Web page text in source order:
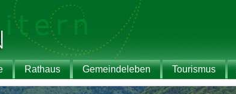
Rathaus Gemeindeleben Tourismus